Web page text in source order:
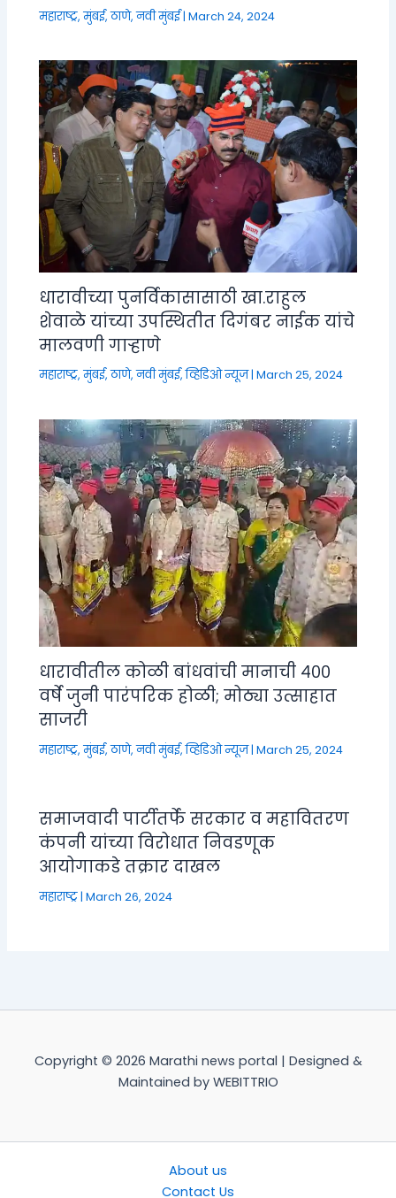
महाराष्ट्र,मुंबई, ठाणे, नवी मुंबई|March 24, 2024
धारावीच्या पुनर्विकासासाठी खा.राहुल
शेवाळे यांच्या उपस्थितीत दिगंबर नाईक यांचे
मालवणी गाऱ्हाणे
महाराष्ट्र,मुंबई, ठाणे, नवी मुंबई,व्हिडिओ न्यूज|March 25, 2024
धारावीतील कोळी बांधवांची मानाची ४००
वर्षे जुनी पारंपरिक होळी; मोठ्या उत्साहात
साजरी
महाराष्ट्र,मुंबई, ठाणे, नवी मुंबई,व्हिडिओ न्यूज|March 25, 2024
समाजवादी पार्टीतर्फे सरकार व महावितरण
कंपनी यांच्या विरोधात निवडणूक
आयोगाकडे तक्रार दाखल
महाराष्ट्र|March 26, 2024
Copyright © 2026 Marathi news portal | Designed &
Maintained by WEBITTRIO
About us
Contact Us